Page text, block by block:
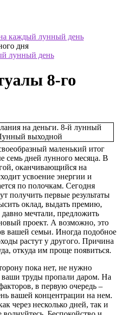
каждый лунный день
дня
лунный день
8-го
маленький итог
семь дней лунного месяца. В
оканчивающийся на
усвоение энергии и
по полочкам. Сегодня
получить первые результаты
оклад, выдать премию,
мечтали, предложить
проект. А возможно, это
вашей семьи. Иногда подобное
растут у другого. Причина
откуда им проще появиться.
пока нет, не нужно
ваши труды пропали даром. На
в первую очередь –
вашей концентрации на нем.
через несколько дней, так и